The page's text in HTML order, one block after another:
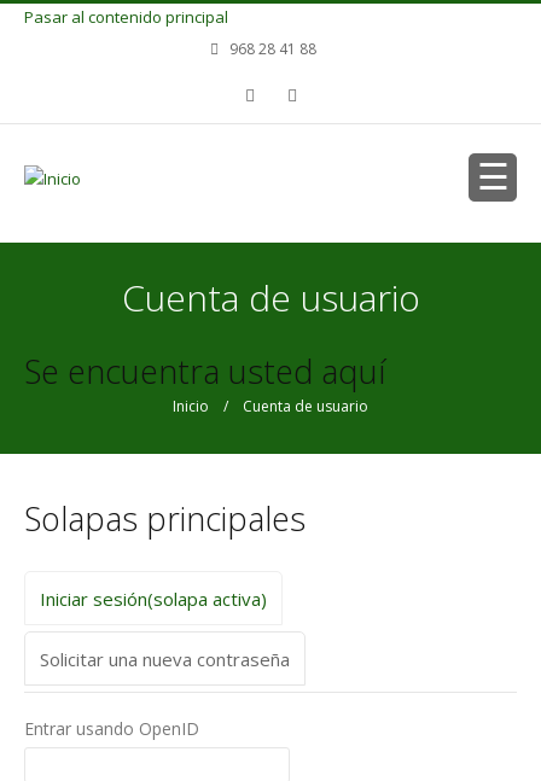
Pasar al contenido principal
968 28 41 88
Cuenta de usuario
Se encuentra usted aquí
Inicio / Cuenta de usuario
Solapas principales
Iniciar sesión(solapa activa)
Solicitar una nueva contraseña
Entrar usando OpenID